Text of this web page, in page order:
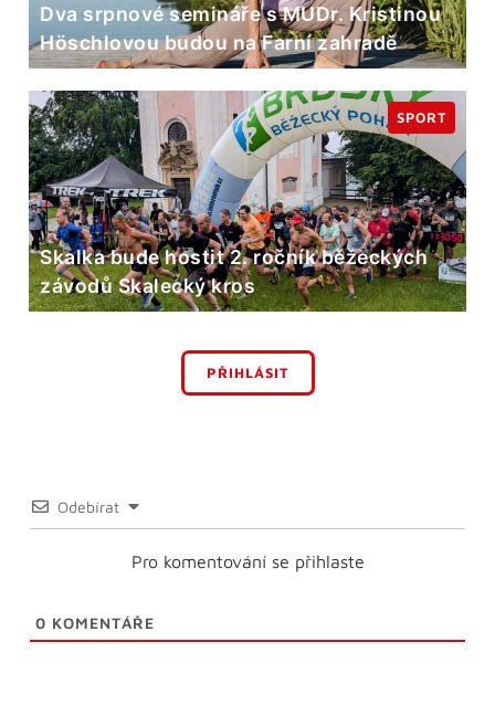
Dva srpnové semináře s MUDr. Kristinou
Höschlovou budou na Farní zahradě
Skalka bude hostit 2. ročník běžeckých
závodů Skalecký kros
SPORT
PŘIHLÁSIT
Odebírat
Pro komentování se přihlaste
0 KOMENTÁŘE